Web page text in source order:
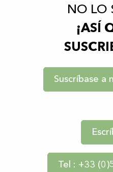
NO LO
¡ASÍ
Suscríbase a
Tel : +33